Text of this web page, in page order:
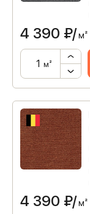
4 390 ₽/м²
м²
4 390 ₽/м²